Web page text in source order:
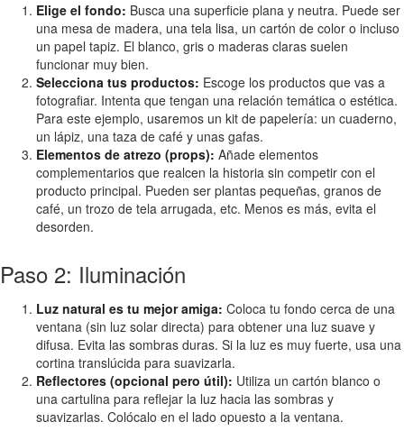
Elige el fondo: Busca una superficie plana y neutra. Puede ser
una mesa de madera, una tela lisa, un cartón de color o incluso
un papel tapiz. El blanco, gris o maderas claras suelen
funcionar muy bien.
Selecciona tus productos: Escoge los productos que vas a
fotografiar. Intenta que tengan una relación temática o estética.
Para este ejemplo, usaremos un kit de papelería: un cuaderno,
un lápiz, una taza de café y unas gafas.
Elementos de atrezo (props): Añade elementos
complementarios que realcen la historia sin competir con el
producto principal. Pueden ser plantas pequeñas, granos de
café, un trozo de tela arrugada, etc. Menos es más, evita el
desorden.
Paso 2: Iluminación
Luz natural es tu mejor amiga: Coloca tu fondo cerca de una
ventana (sin luz solar directa) para obtener una luz suave y
difusa. Evita las sombras duras. Si la luz es muy fuerte, usa una
cortina translúcida para suavizarla.
Reflectores (opcional pero útil): Utiliza un cartón blanco o
una cartulina para reflejar la luz hacia las sombras y
suavizarlas. Colócalo en el lado opuesto a la ventana.